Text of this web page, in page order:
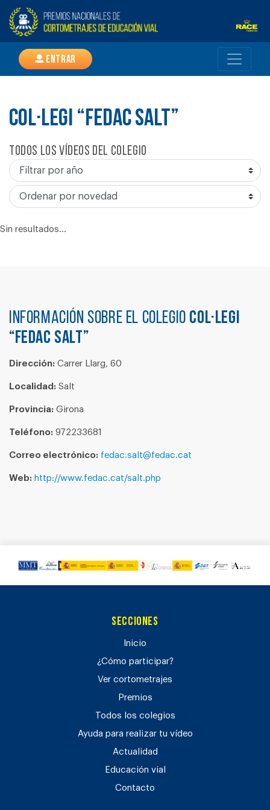
Entrar
COL·LEGI “FEDAC SALT”
Todos los vídeos del colegio
Sin resultados...
Información sobre el colegio COL·LEGI
“FEDAC SALT”
Dirección: Carrer Llarg, 60
Localidad: Salt
Provincia: Girona
Teléfono: 972233681
Correo electrónico: fedac.salt@fedac.cat
Web: http://www.fedac.cat/salt.php
Secciones
Inicio
¿Cómo participar?
Ver cortometrajes
Premios
Todos los colegios
Ayuda para realizar tu vídeo
Actualidad
Educación vial
Contacto